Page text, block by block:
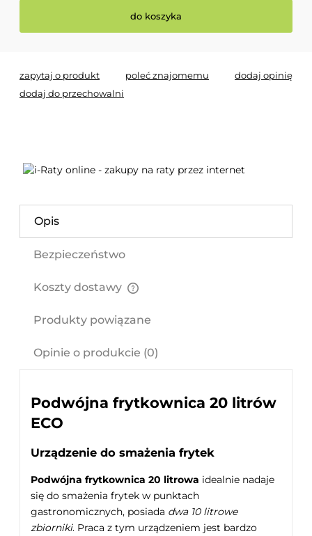
do koszyka
zapytaj o produkt poleć znajomemu
dodaj opinię
dodaj do przechowalni
Opis
Bezpieczeństwo
Koszty dostawy
Produkty powiązane
Opinie o produkcie (0)
Podwójna frytkownica 20 litrów
ECO
Urządzenie do smażenia frytek
Podwójna frytkownica 20 litrowa idealnie nadaje
się do smażenia frytek w punktach
gastronomicznych, posiada dwa 10 litrowe
zbiorniki. Praca z tym urządzeniem jest bardzo